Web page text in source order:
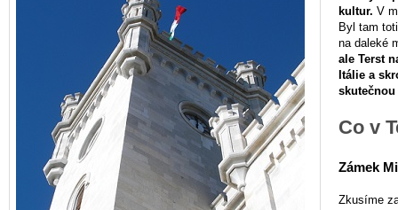
kultur. V
Byl tam
na daleké
ale Terst
Itálie a
skutečnou
Co v
Zámek
Zkusíme